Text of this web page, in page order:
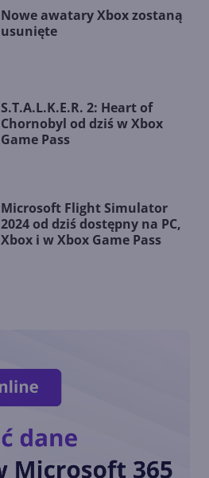
Nowe awatary Xbox zostaną
usunięte
S.T.A.L.K.E.R. 2: Heart of
Chornobyl od dziś w Xbox
Game Pass
Microsoft Flight Simulator
2024 od dziś dostępny na PC,
Xbox i w Xbox Game Pass
Xbox na Windows